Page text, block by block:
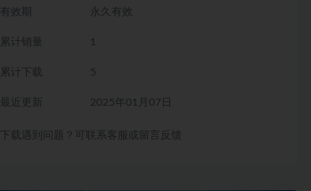
有效期 永久有效
累计销量 1
累计下载 5
最近更新 2025年01月07日
下载遇到问题？可联系客服或留言反馈